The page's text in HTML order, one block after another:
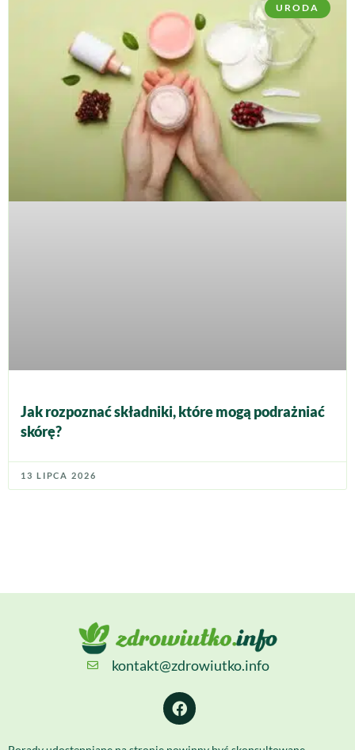
URODA
Jak rozpoznać składniki, które mogą podrażniać
skórę?
13 LIPCA 2026
kontakt@zdrowiutko.info